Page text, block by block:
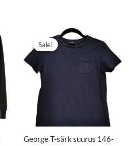
Sale!
Sale!
George T-särk suurus 146-
hind
oli:
Praegune
hind
on: